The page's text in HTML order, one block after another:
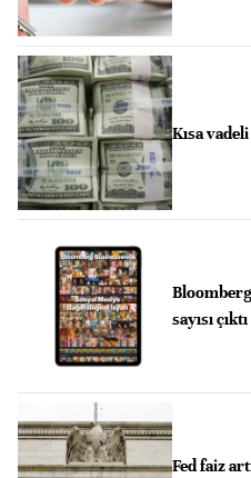
Kısa
sayısı çıktı
Fed faiz